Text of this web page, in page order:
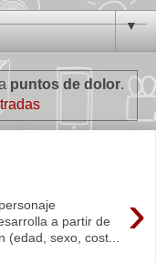
▼
puntos de dolor.
›
a partir de
sexo, cost...